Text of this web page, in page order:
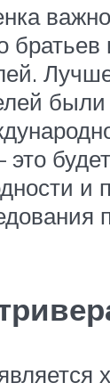
братьев
были
будет
и